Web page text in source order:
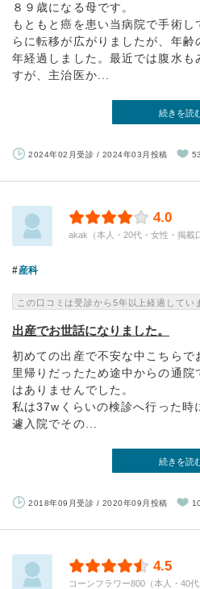
８９歳になる母です。
もともと癌を患い当病院で手術し
らに転移が広がりましたが、年齢
年経過しました。最近では腹水も
すが、主治医か...
続きを読
2024年02月受診 / 2024年03月投稿
4.0
akak（本人・20代・女性・掲載
産科
この口コミは受診から5年以上経過してい
出産でお世話になりました。
初めての出産で不安な中こちらで
里帰りだったため途中からの通
はありませんでした。
私は37wくらいの検診へ行った時
遽入院でその...
続きを読
2018年09月受診 / 2020年09月投稿
4.5
コーンフラワー800（本人・40